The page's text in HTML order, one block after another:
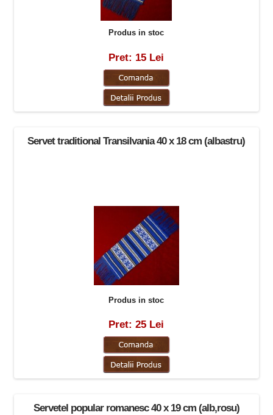
Produs in stoc
Pret: 15 Lei
Servet traditional Transilvania 40 x 18 cm (albastru)
Produs in stoc
Pret: 25 Lei
Servetel popular romanesc 40 x 19 cm (alb,rosu)